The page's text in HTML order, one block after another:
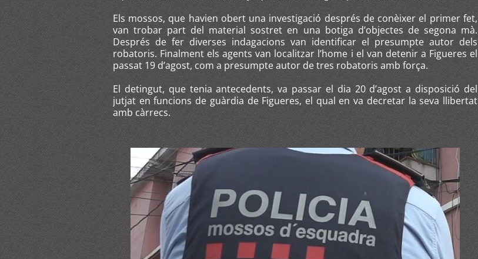
Els mossos, que havien obert una investigació després de conèixer el primer fet,
van trobar part del material sostret en una botiga d’objectes de segona mà.
Després de fer diverses indagacions van identificar el presumpte autor dels
robatoris. Finalment els agents van localitzar l’home i el van detenir a Figueres el
passat 19 d’agost, com a presumpte autor de tres robatoris amb força.
El detingut, que tenia antecedents, va passar el dia 20 d’agost a disposició del
jutjat en funcions de guàrdia de Figueres, el qual en va decretar la seva llibertat
amb càrrecs.